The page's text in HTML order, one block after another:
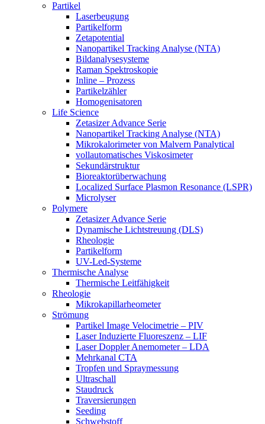
Partikel
Laserbeugung
Partikelform
Zetapotential
Nanopartikel Tracking Analyse (NTA)
Bildanalysesysteme
Raman Spektroskopie
Inline – Prozess
Partikelzähler
Homogenisatoren
Life Science
Zetasizer Advance Serie
Nanopartikel Tracking Analyse (NTA)
Mikrokalorimeter von Malvern Panalytical
vollautomatisches Viskosimeter
Sekundärstruktur
Bioreaktorüberwachung
Localized Surface Plasmon Resonance (LSPR)
Microlyser
Polymere
Zetasizer Advance Serie
Dynamische Lichtstreuung (DLS)
Rheologie
Partikelform
UV-Led-Systeme
Thermische Analyse
Thermische Leitfähigkeit
Rheologie
Mikrokapillarheometer
Strömung
Partikel Image Velocimetrie – PIV
Laser Induzierte Fluoreszenz – LIF
Laser Doppler Anemometer – LDA
Mehrkanal CTA
Tropfen und Spraymessung
Ultraschall
Staudruck
Traversierungen
Seeding
Schwebstoff